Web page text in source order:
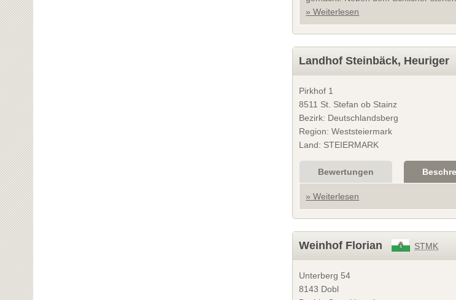
» Weiterlesen
Landhof Steinbäck, Heuriger
Pirkhof 1
8511 St. Stefan ob Stainz
Bezirk: Deutschlandsberg
Region: Weststeiermark
Land: STEIERMARK
Bewertungen
» Weiterlesen
Weinhof Florian STMK
Unterberg 54
8143 Dobl